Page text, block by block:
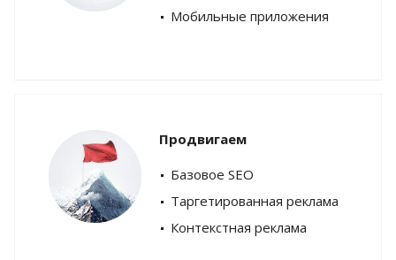
Мобильные приложения
Продвигаем
Базовое SEO
Таргетированная реклама
Контекстная реклама